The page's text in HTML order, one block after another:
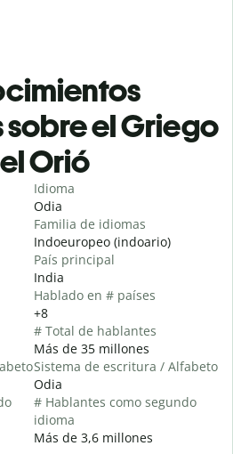
el Griego
Orió
Idioma
Odia
Familia de idiomas
Indoeuropeo (indoario)
País principal
India
Hablado en # países
+8
# Total de hablantes
Más de 35 millones
Sistema de escritura / Alfabeto
Odia
# Hablantes como segundo
idioma
Más de 3,6 millones